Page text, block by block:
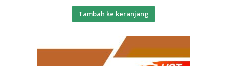
Tambah ke keranjang